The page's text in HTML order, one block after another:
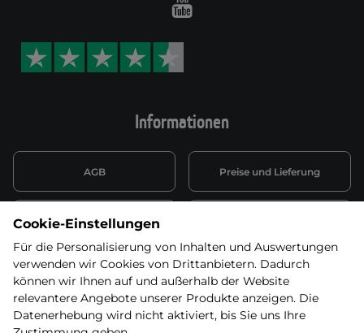
Informationen
AGB Preise und Lieferung
Datenschutzerklärung
Wiederufsbelehrung mit Link
zum Formular
Batterieentsorgung
Informationen zu Elektro-
und Elektonikgeräten
Widerruf erklären
Youtube
Cookie-Einstellungen
Für die Personalisierung von Inhalten und Auswertungen
verwenden wir Cookies von Drittanbietern. Dadurch
können wir Ihnen auf und außerhalb der Website
relevantere Angebote unserer Produkte anzeigen. Die
Datenerhebung wird nicht aktiviert, bis Sie uns Ihre